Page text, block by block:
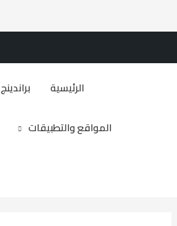
Brandizr
الرئيسية براندينج
المواقع والتطبيقات